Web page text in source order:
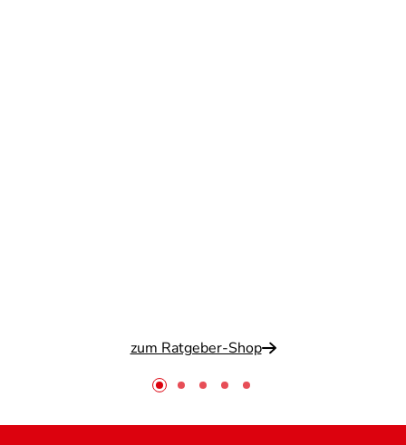
zum Ratgeber-Shop